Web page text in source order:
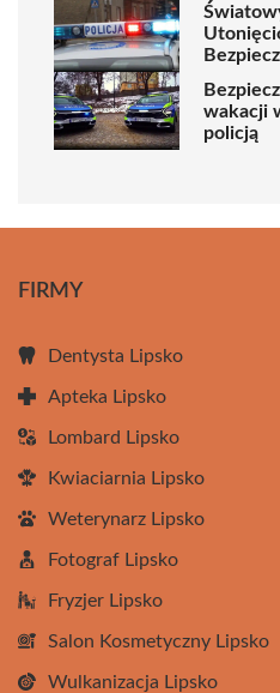
wakacji
policją
FIRMY
Dentysta Lipsko
Apteka Lipsko
Lombard Lipsko
Kwiaciarnia Lipsko
Weterynarz Lipsko
Fotograf Lipsko
Fryzjer Lipsko
Salon Kosmetyczny Lipsko
Wulkanizacja Lipsko